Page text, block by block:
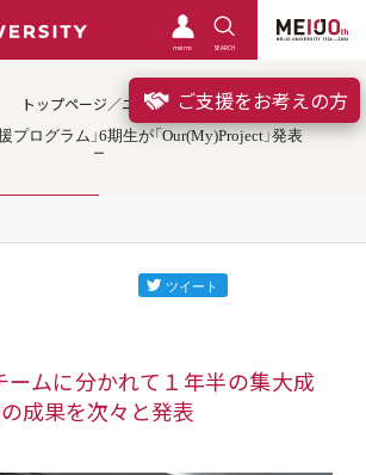
meimo SEARCH
ご支援をお考えの方
トップページ／ニュース
プログラム」6期生が「Our(My)Project」発表
ームに分かれて１年半の集大成
成果を次々と発表